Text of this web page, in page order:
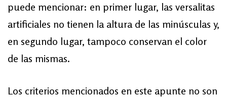
puede mencionar: en pri­mer lu­gar, las ver­sa­li­tas
ar­ti­ficiales no tie­nen la al­tu­ra de las mi­nús­cu­las y,
en se­gun­do lu­gar, tam­po­co con­ser­van el co­lor
de las mis­mas.
Los cri­te­rios men­cio­na­dos en es­te apun­te no son